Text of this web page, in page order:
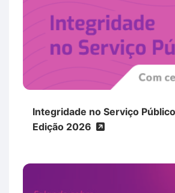
Integridade no Serviço
Edição 2026